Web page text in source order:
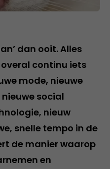
dan ooit. Alles
continu iets
mode, nieuwe
social
nieuw
snelle tempo in de
de manier waarop
en